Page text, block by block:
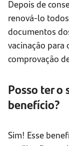
Depois de
renová-lo
documentos
vacinação para
comprovação
Posso ter
benefício?
Sim! Esse